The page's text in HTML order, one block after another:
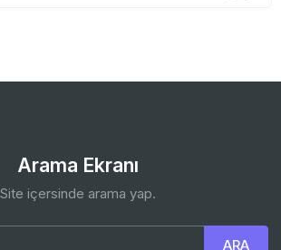
Arama Ekranı
Site içersinde arama yap.